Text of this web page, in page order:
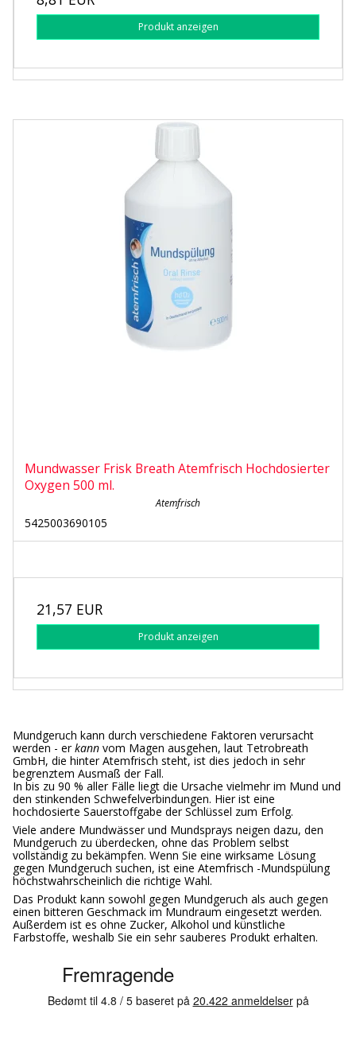
Produkt anzeigen
Mundwasser Frisk Breath Atemfrisch Hochdosierter
Oxygen 500 ml.
Atemfrisch
5425003690105
21,57 EUR
Produkt anzeigen
Mundgeruch kann durch verschiedene Faktoren verursacht
werden - erkann vom Magen ausgehen, laut Tetrobreath
GmbH, die hinter Atemfrisch steht, ist dies jedoch in sehr
begrenztem Ausmaß der Fall.
In bis zu 90 % aller Fälle liegt die Ursache vielmehr im Mund und
den stinkenden Schwefelverbindungen. Hier ist eine
hochdosierte Sauerstoffgabe der Schlüssel zum Erfolg.
Viele andere Mundwässer und Mundsprays neigen dazu, den
Mundgeruch zu überdecken, ohne das Problem selbst
vollständig zu bekämpfen. Wenn Sie eine wirksame Lösung
gegen Mundgeruch suchen, ist eine Atemfrisch -Mundspülung
höchstwahrscheinlich die richtige Wahl.
Das Produkt kann sowohl gegen Mundgeruch als auch gegen
einen bitteren Geschmack im Mundraum eingesetzt werden.
Außerdem ist es ohne Zucker, Alkohol und künstliche
Farbstoffe, weshalb Sie ein sehr sauberes Produkt erhalten.